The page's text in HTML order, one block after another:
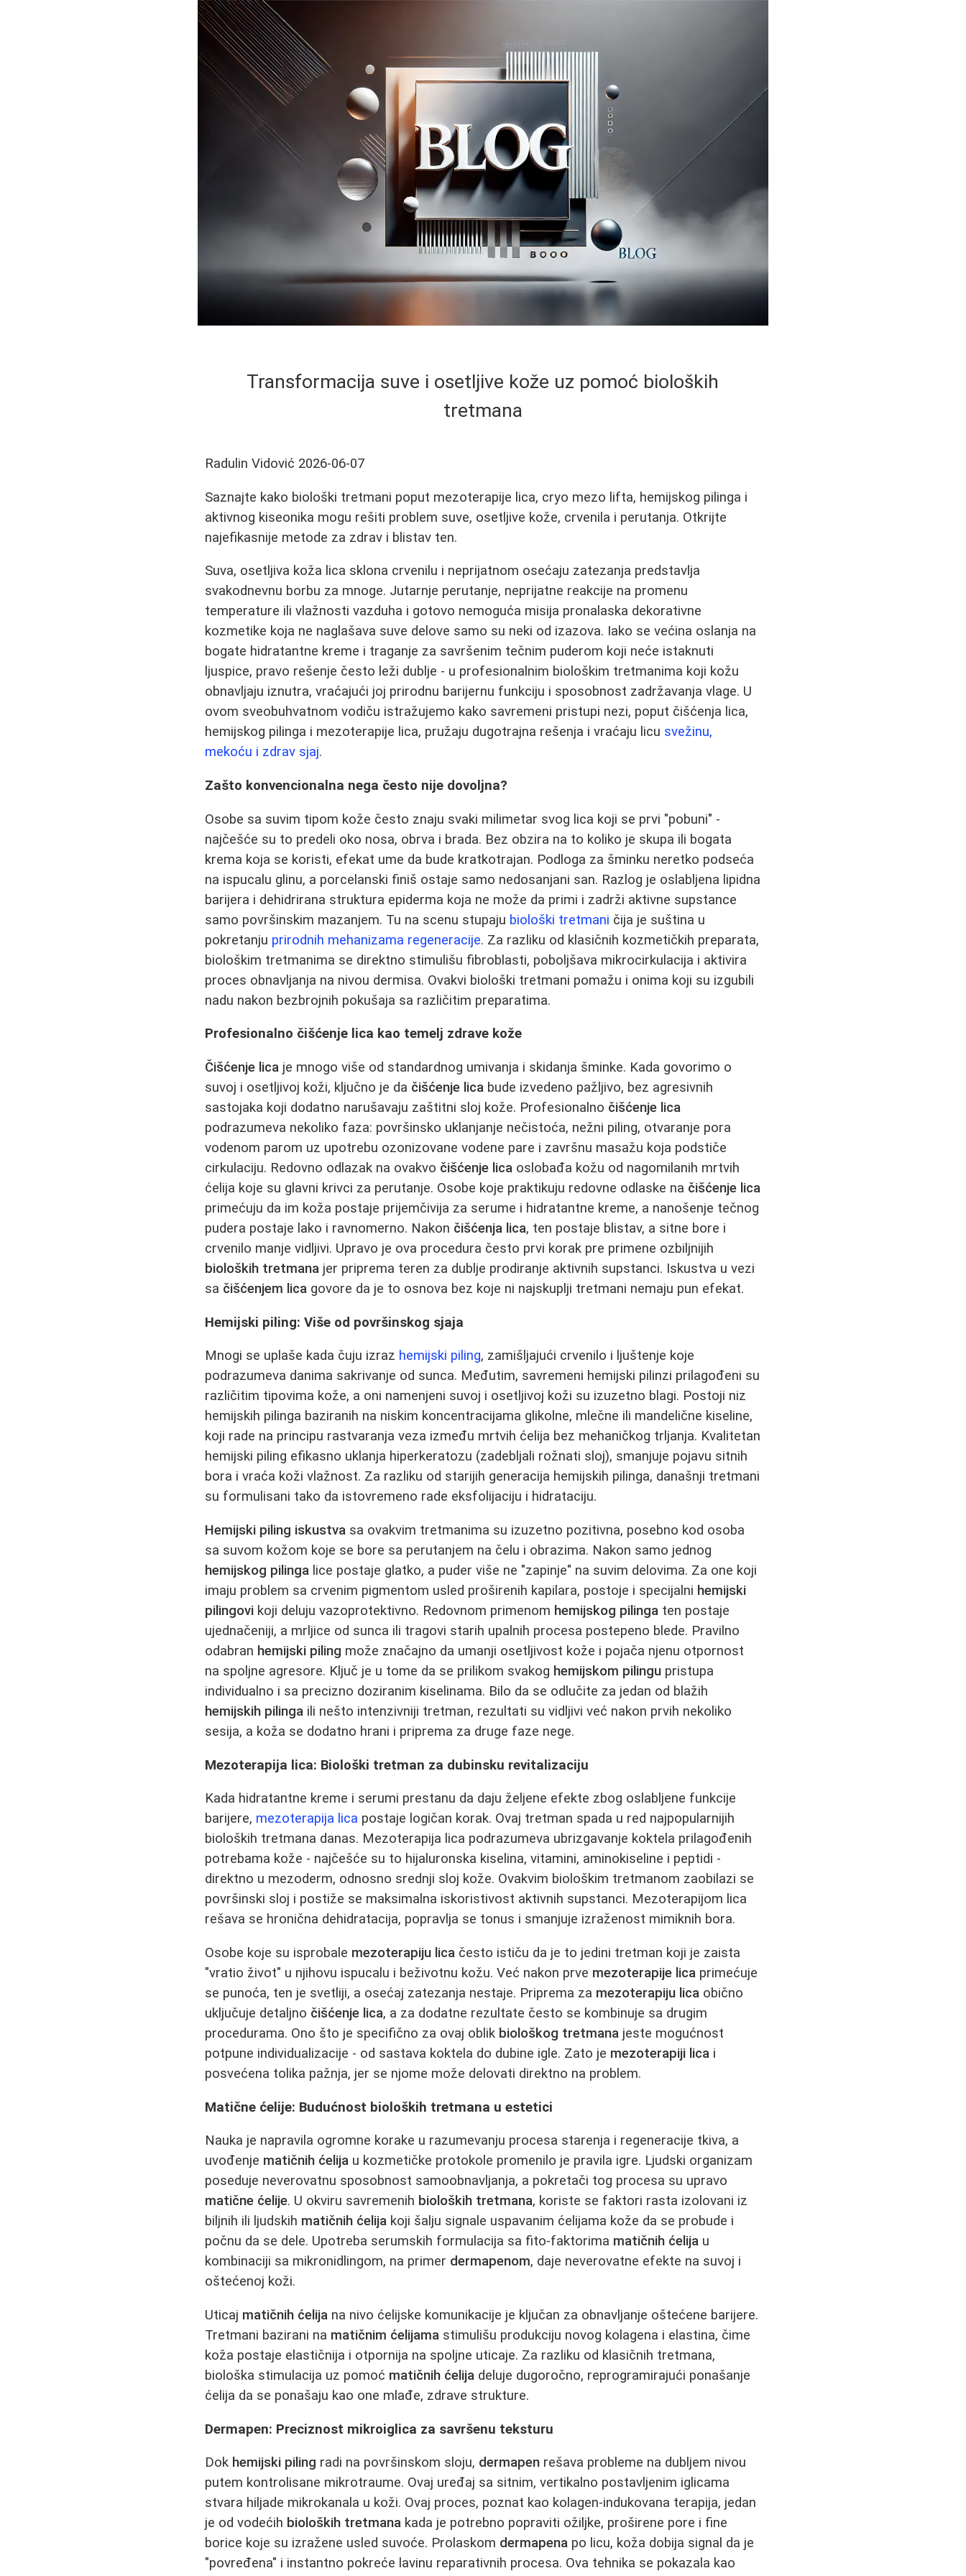
Transformacija suve i osetljive kože uz pomoć bioloških
tretmana
Radulin Vidović 2026-06-07
Saznajte kako biološki tretmani poput mezoterapije lica, cryo mezo lifta, hemijskog pilinga i
aktivnog kiseonika mogu rešiti problem suve, osetljive kože, crvenila i perutanja. Otkrijte
najefikasnije metode za zdrav i blistav ten.
Suva, osetljiva koža lica sklona crvenilu i neprijatnom osećaju zatezanja predstavlja
svakodnevnu borbu za mnoge. Jutarnje perutanje, neprijatne reakcije na promenu
temperature ili vlažnosti vazduha i gotovo nemoguća misija pronalaska dekorativne
kozmetike koja ne naglašava suve delove samo su neki od izazova. Iako se većina oslanja na
bogate hidratantne kreme i traganje za savršenim tečnim puderom koji neće istaknuti
ljuspice, pravo rešenje često leži dublje - u profesionalnim biološkim tretmanima koji kožu
obnavljaju iznutra, vraćajući joj prirodnu barijernu funkciju i sposobnost zadržavanja vlage. U
ovom sveobuhvatnom vodiču istražujemo kako savremeni pristupi nezi, poput čišćenja lica,
hemijskog pilinga i mezoterapije lica, pružaju dugotrajna rešenja i vraćaju licu svežinu,
mekoću i zdrav sjaj.
Zašto konvencionalna nega često nije dovoljna?
Osobe sa suvim tipom kože često znaju svaki milimetar svog lica koji se prvi "pobuni" -
najčešće su to predeli oko nosa, obrva i brada. Bez obzira na to koliko je skupa ili bogata
krema koja se koristi, efekat ume da bude kratkotrajan. Podloga za šminku neretko podseća
na ispucalu glinu, a porcelanski finiš ostaje samo nedosanjani san. Razlog je oslabljena lipidna
barijera i dehidrirana struktura epiderma koja ne može da primi i zadrži aktivne supstance
samo površinskim mazanjem. Tu na scenu stupaju biološki tretmani čija je suština u
pokretanju prirodnih mehanizama regeneracije. Za razliku od klasičnih kozmetičkih preparata,
biološkim tretmanima se direktno stimulišu fibroblasti, poboljšava mikrocirkulacija i aktivira
proces obnavljanja na nivou dermisa. Ovakvi biološki tretmani pomažu i onima koji su izgubili
nadu nakon bezbrojnih pokušaja sa različitim preparatima.
Profesionalno čišćenje lica kao temelj zdrave kože
Čišćenje lica je mnogo više od standardnog umivanja i skidanja šminke. Kada govorimo o
suvoj i osetljivoj koži, ključno je da čišćenje lica bude izvedeno pažljivo, bez agresivnih
sastojaka koji dodatno narušavaju zaštitni sloj kože. Profesionalno čišćenje lica
podrazumeva nekoliko faza: površinsko uklanjanje nečistoća, nežni piling, otvaranje pora
vodenom parom uz upotrebu ozonizovane vodene pare i završnu masažu koja podstiče
cirkulaciju. Redovno odlazak na ovakvo čišćenje lica oslobađa kožu od nagomilanih mrtvih
ćelija koje su glavni krivci za perutanje. Osobe koje praktikuju redovne odlaske na čišćenje lica
primećuju da im koža postaje prijemčivija za serume i hidratantne kreme, a nanošenje tečnog
pudera postaje lako i ravnomerno. Nakon čišćenja lica, ten postaje blistav, a sitne bore i
crvenilo manje vidljivi. Upravo je ova procedura često prvi korak pre primene ozbiljnijih
bioloških tretmana jer priprema teren za dublje prodiranje aktivnih supstanci. Iskustva u vezi
sa čišćenjem lica govore da je to osnova bez koje ni najskuplji tretmani nemaju pun efekat.
Hemijski piling: Više od površinskog sjaja
Mnogi se uplaše kada čuju izraz hemijski piling, zamišljajući crvenilo i ljuštenje koje
podrazumeva danima sakrivanje od sunca. Međutim, savremeni hemijski pilinzi prilagođeni su
različitim tipovima kože, a oni namenjeni suvoj i osetljivoj koži su izuzetno blagi. Postoji niz
hemijskih pilinga baziranih na niskim koncentracijama glikolne, mlečne ili mandelične kiseline,
koji rade na principu rastvaranja veza između mrtvih ćelija bez mehaničkog trljanja. Kvalitetan
hemijski piling efikasno uklanja hiperkeratozu (zadebljali rožnati sloj), smanjuje pojavu sitnih
bora i vraća koži vlažnost. Za razliku od starijih generacija hemijskih pilinga, današnji tretmani
su formulisani tako da istovremeno rade eksfolijaciju i hidrataciju.
Hemijski piling iskustva sa ovakvim tretmanima su izuzetno pozitivna, posebno kod osoba
sa suvom kožom koje se bore sa perutanjem na čelu i obrazima. Nakon samo jednog
hemijskog pilinga lice postaje glatko, a puder više ne "zapinje" na suvim delovima. Za one koji
imaju problem sa crvenim pigmentom usled proširenih kapilara, postoje i specijalni hemijski
pilingovi koji deluju vazoprotektivno. Redovnom primenom hemijskog pilinga ten postaje
ujednačeniji, a mrljice od sunca ili tragovi starih upalnih procesa postepeno blede. Pravilno
odabran hemijski piling može značajno da umanji osetljivost kože i pojača njenu otpornost
na spoljne agresore. Ključ je u tome da se prilikom svakog hemijskom pilingu pristupa
individualno i sa precizno doziranim kiselinama. Bilo da se odlučite za jedan od blažih
hemijskih pilinga ili nešto intenzivniji tretman, rezultati su vidljivi već nakon prvih nekoliko
sesija, a koža se dodatno hrani i priprema za druge faze nege.
Mezoterapija lica: Biološki tretman za dubinsku revitalizaciju
Kada hidratantne kreme i serumi prestanu da daju željene efekte zbog oslabljene funkcije
barijere, mezoterapija lica postaje logičan korak. Ovaj tretman spada u red najpopularnijih
bioloških tretmana danas. Mezoterapija lica podrazumeva ubrizgavanje koktela prilagođenih
potrebama kože - najčešće su to hijaluronska kiselina, vitamini, aminokiseline i peptidi -
direktno u mezoderm, odnosno srednji sloj kože. Ovakvim biološkim tretmanom zaobilazi se
površinski sloj i postiže se maksimalna iskoristivost aktivnih supstanci. Mezoterapijom lica
rešava se hronična dehidratacija, popravlja se tonus i smanjuje izraženost mimiknih bora.
Osobe koje su isprobale mezoterapiju lica često ističu da je to jedini tretman koji je zaista
"vratio život" u njihovu ispucalu i beživotnu kožu. Već nakon prve mezoterapije lica primećuje
se punoća, ten je svetliji, a osećaj zatezanja nestaje. Priprema za mezoterapiju lica obično
uključuje detaljno čišćenje lica, a za dodatne rezultate često se kombinuje sa drugim
procedurama. Ono što je specifično za ovaj oblik biološkog tretmana jeste mogućnost
potpune individualizacije - od sastava koktela do dubine igle. Zato je mezoterapiji lica i
posvećena tolika pažnja, jer se njome može delovati direktno na problem.
Matične ćelije: Budućnost bioloških tretmana u estetici
Nauka je napravila ogromne korake u razumevanju procesa starenja i regeneracije tkiva, a
uvođenje matičnih ćelija u kozmetičke protokole promenilo je pravila igre. Ljudski organizam
poseduje neverovatnu sposobnost samoobnavljanja, a pokretači tog procesa su upravo
matične ćelije. U okviru savremenih bioloških tretmana, koriste se faktori rasta izolovani iz
biljnih ili ljudskih matičnih ćelija koji šalju signale uspavanim ćelijama kože da se probude i
počnu da se dele. Upotreba serumskih formulacija sa fito-faktorima matičnih ćelija u
kombinaciji sa mikronidlingom, na primer dermapenom, daje neverovatne efekte na suvoj i
oštećenoj koži.
Uticaj matičnih ćelija na nivo ćelijske komunikacije je ključan za obnavljanje oštećene barijere.
Tretmani bazirani na matičnim ćelijama stimulišu produkciju novog kolagena i elastina, čime
koža postaje elastičnija i otpornija na spoljne uticaje. Za razliku od klasičnih tretmana,
biološka stimulacija uz pomoć matičnih ćelija deluje dugoročno, reprogramirajući ponašanje
ćelija da se ponašaju kao one mlađe, zdrave strukture.
Dermapen: Preciznost mikroiglica za savršenu teksturu
Dok hemijski piling radi na površinskom sloju, dermapen rešava probleme na dubljem nivou
putem kontrolisane mikrotraume. Ovaj uređaj sa sitnim, vertikalno postavljenim iglicama
stvara hiljade mikrokanala u koži. Ovaj proces, poznat kao kolagen-indukovana terapija, jedan
je od vodećih bioloških tretmana kada je potrebno popraviti ožiljke, proširene pore i fine
borice koje su izražene usled suvoće. Prolaskom dermapena po licu, koža dobija signal da je
"povređena" i instantno pokreće lavinu reparativnih procesa. Ova tehnika se pokazala kao